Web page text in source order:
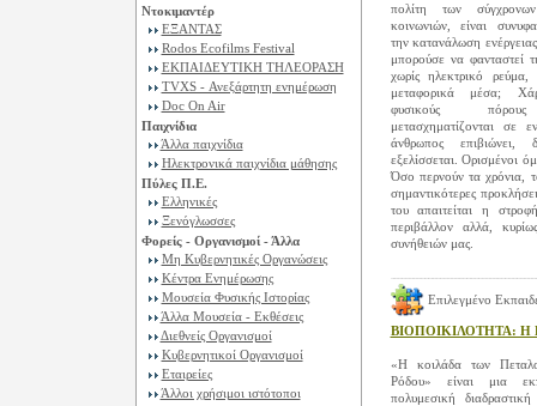
Ντοκιμαντέρ
ΕΞΑΝΤΑΣ
Rodos Ecofilms Festival
ΕΚΠΑΙΔΕΥΤΙΚΗ ΤΗΛΕΟΡΑΣΗ
TVXS - Ανεξάρτητη ενημέρωση
Doc On Air
Παιχνίδια
Άλλα παιχνίδια
Ηλεκτρονικά παιχνίδια μάθησης
Πύλες Π.Ε.
Ελληνικές
Ξενόγλωσσες
Φορείς - Οργανισμοί - Άλλα
Μη Κυβερνητικές Οργανώσεις
Κέντρα Ενημέρωσης
Μουσεία Φυσικής Ιστορίας
Άλλα Μουσεία - Εκθέσεις
Διεθνείς Οργανισμοί
Κυβερνητικοί Οργανισμοί
Εταιρείες
Άλλοι χρήσιμοι ιστότοποι
πολίτη των
κοινωνιών, είναι
την κατανάλωση
μπορούσε να φανταστεί
χωρίς ηλεκτρικό ρεύμα,
μεταφορικά μέσα;
φυσικούς
μετασχηματίζονται σε
άνθρωπος επιβιώνει,
εξελίσσεται. Ορισμένοι
Όσο περνούν τα χρόνια,
σημαντικότερες
του απαιτείται η
περιβάλλον αλλά,
συνήθειών μας.
Επιλεγμένο
ΒΙΟΠΟΙΚΙΛΟΤΗΤΑ: Η
«Η κοιλάδα των
Ρόδου» είναι μια
πολυμεσική